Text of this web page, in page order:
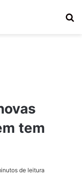
tem
de leitura